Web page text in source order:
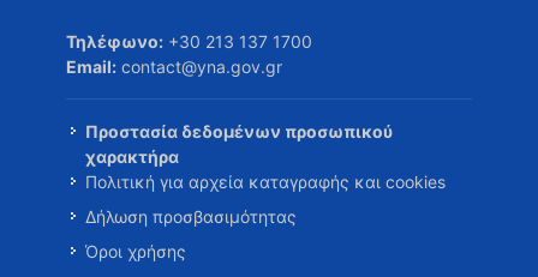
Τηλέφωνο: +30 213 137 1700
Email: contact@yna.gov.gr
Προστασία δεδομένων προσωπικού
χαρακτήρα
Πολιτική για αρχεία καταγραφής και cookies
Δήλωση προσβασιμότητας
Όροι χρήσης